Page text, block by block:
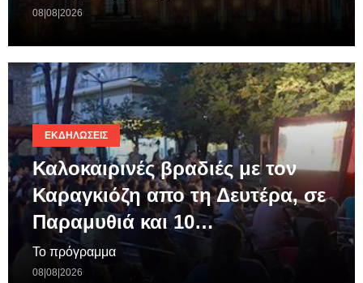
08|08|2026
ΕΚΔΗΛΏΣΕΙΣ
Καλοκαιρινές βραδιές με τον
Καραγκιόζη απο τη Δευτέρα, σε
Παραμυθιά και 10…
Το πρόγραμμα
08|08|2026